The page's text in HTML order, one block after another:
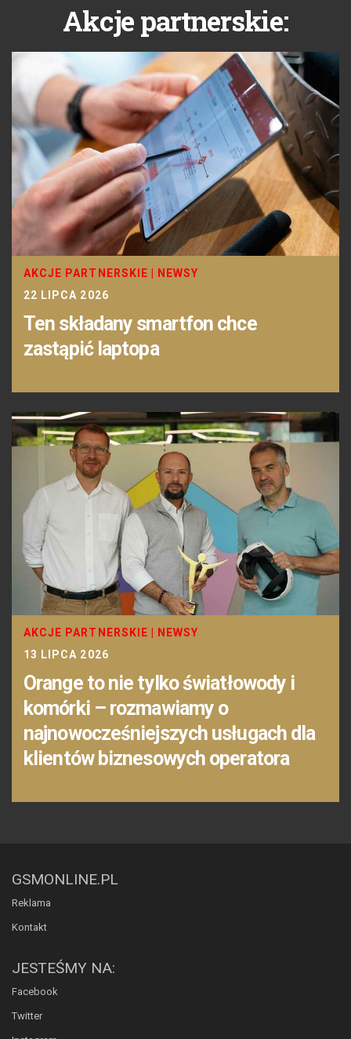
Akcje partnerskie:
AKCJE PARTNERSKIE
NEWSY
22 LIPCA 2026
Ten składany smartfon chce
zastąpić laptopa
AKCJE PARTNERSKIE
NEWSY
13 LIPCA 2026
Orange to nie tylko światłowody i
komórki – rozmawiamy o
najnowocześniejszych usługach dla
klientów biznesowych operatora
GSMONLINE.PL
Reklama
Kontakt
JESTEŚMY NA:
Facebook
Twitter